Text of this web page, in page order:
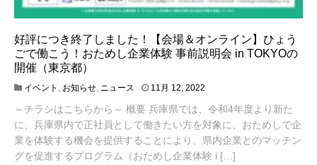
好評につき終了しました！【会場＆オンライン】ひょう
ごで働こう！おためし企業体験 事前説明会 in TOKYOの
開催（東京都）
イベント お知らせ ニュース 11月 12, 2022
1
9
,
2
0
～チラシはこちらから～ 概要 兵庫県では、令和4年度より新た
に、兵庫県内で正社員として働きたい方を対象に、おためしで企
業を体験する機会を提供することにより、県内企業とのマッチン
グを促進するプログラム（おためし企業体験 i […]